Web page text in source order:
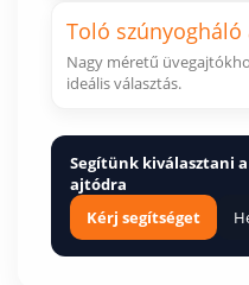
Toló szúnyogháló
Nagy méretű
ideális választás.
Segítünk kiválasztani
ajtódra
Kérj segítséget